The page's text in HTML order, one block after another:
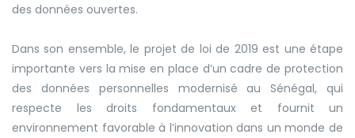
des données ouvertes.
Dans son ensemble, le projet de loi de 2019 est une étape
importante vers la mise en place d’un cadre de protection
des données personnelles modernisé au Sénégal, qui
respecte les droits fondamentaux et fournit un
environnement favorable à l’innovation dans un monde de